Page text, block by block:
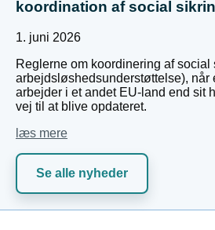
koordination af social
1. juni 2026
Reglerne om koordinering af social
arbejdsløshedsunderstøttelse), når
arbejder i et andet EU-land end sit
vej til at blive opdateret.
læs mere
Se alle nyheder